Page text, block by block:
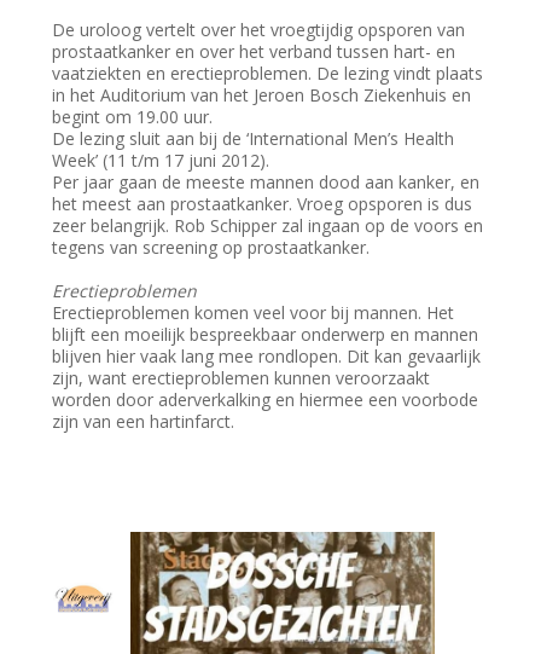
De uroloog vertelt over het vroegtijdig opsporen van
prostaatkanker en over het verband tussen hart- en
vaatziekten en erectieproblemen. De lezing vindt plaats
in het Auditorium van het Jeroen Bosch Ziekenhuis en
begint om 19.00 uur.
De lezing sluit aan bij de ‘International Men’s Health
Week’ (11 t/m 17 juni 2012).
Per jaar gaan de meeste mannen dood aan kanker, en
het meest aan prostaatkanker. Vroeg opsporen is dus
zeer belangrijk. Rob Schipper zal ingaan op de voors en
tegens van screening op prostaatkanker.
Erectieproblemen
Erectieproblemen komen veel voor bij mannen. Het
blijft een moeilijk bespreekbaar onderwerp en mannen
blijven hier vaak lang mee rondlopen. Dit kan gevaarlijk
zijn, want erectieproblemen kunnen veroorzaakt
worden door aderverkalking en hiermee een voorbode
zijn van een hartinfarct.